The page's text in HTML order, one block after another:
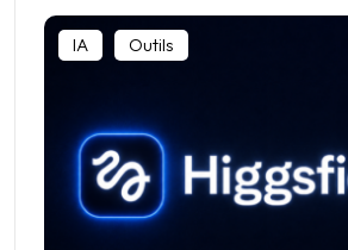
IA Outils